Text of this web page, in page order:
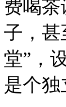
费喝
子，甚
堂”，
是个